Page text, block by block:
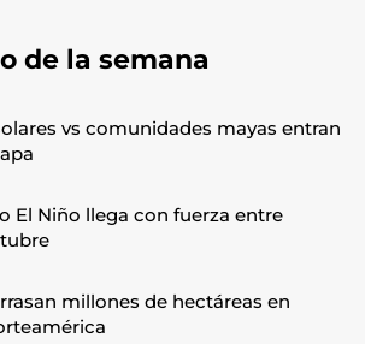
de la semana
vs comunidades mayas entran
El Niño llega con fuerza entre
millones de hectáreas en